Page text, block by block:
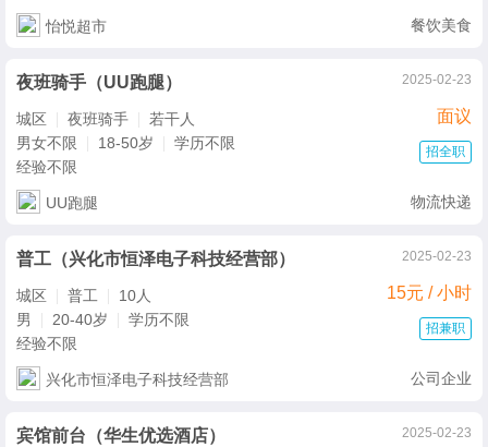
怡悦超市 餐饮美食
夜班骑手（UU跑腿） 2025-02-23
面议
城区 夜班骑手
若干人
男女不限
18-50岁
学历不限
经验不限
招全职
UU跑腿 物流快递
普工（兴化市恒泽电子科技经营部） 2025-02-23
15元 / 小时
城区 普工
10人
男
20-40岁
学历不限
经验不限
招兼职
兴化市恒泽电子科技经营部 公司企业
宾馆前台（华生优选酒店） 2025-02-23